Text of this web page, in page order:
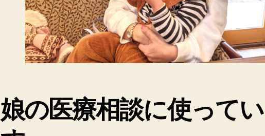
娘の医療相談に使って